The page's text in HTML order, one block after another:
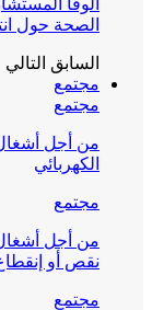
الوفا
الصحة حول
السابق التالي
مجتمع
مجتمع
من أجل أشغال
الكهربائي
مجتمع
من أجل
نقص أو
مجتمع